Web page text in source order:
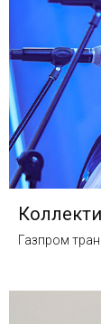
Газпром